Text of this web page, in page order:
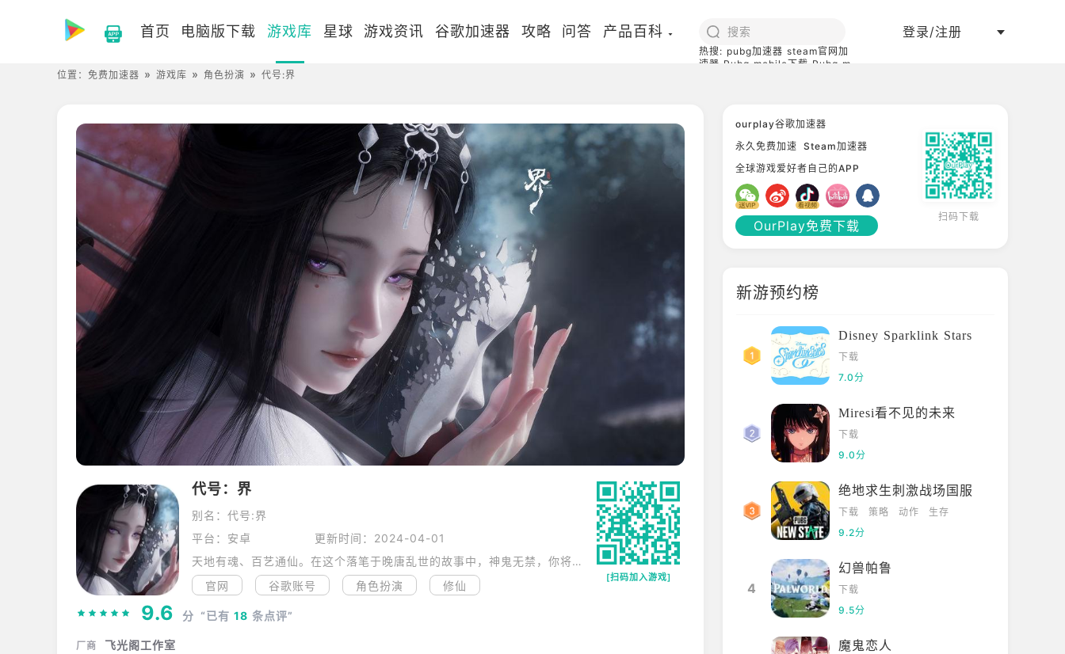
首页 电脑版下载 游戏库 星球 游戏资讯 谷歌加速器 攻略 问答 产品百科
热搜: pubg加速器 steam官网加
速器 Pubg mobile下载 Pubg m
登录/注册
位置： 免费加速器 游戏库 角色扮演 代号:界
代号：界
别名：代号:界
平台：安卓
更新时间：2024-04-01
天地有魂、百艺通仙。在这个落笔于晚唐乱世的故事中，神鬼无禁，你将开启一场最为奇幻的玄妙冒险。凡人、妖灵、邪魔……请选择你的身份，穿梭在无限想象的中式幻想世界！
官网
谷歌账号 角色扮演 修仙
[扫码加入游戏]
9.6 分 “已有 18 条点评”
厂商 飞光阁工作室
ourplay谷歌加速器
永久免费加速 Steam加速器
全球游戏爱好者自己的APP
OurPlay免费下载
扫码下载
新游预约榜
Disney Sparklink Stars
下载
7.0分
Miresi看不见的未来
下载
9.0分
绝地求生刺激战场国服
下载 策略 动作
生存
9.2分
4
幻兽帕鲁
下载
9.5分
魔鬼恋人